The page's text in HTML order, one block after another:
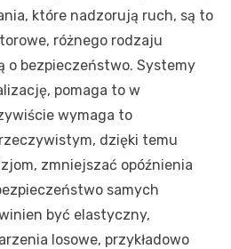
które nadzorują ruch, są to
różnego rodzaju
o bezpieczeństwo. Systemy
pomaga to w
wymaga to
dzięki temu
zmniejszać opóźnienia
samych
być elastyczny,
losowe, przykładowo